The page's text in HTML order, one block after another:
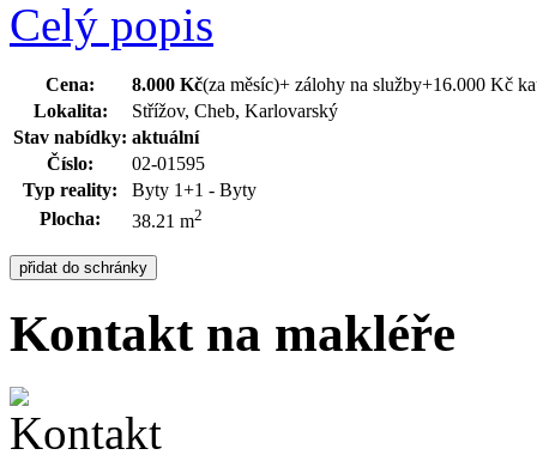
Celý popis
Cena: 8.000 Kč(za měsíc)+ zálohy na služby+16.000 Kč
Lokalita:
Střížov, Cheb, Karlovarský
Stav nabídky: aktuální
Číslo:
02-01595
Typ reality:
Byty 1+1 - Byty
Plocha:
38.21 m2
Kontakt na makléře